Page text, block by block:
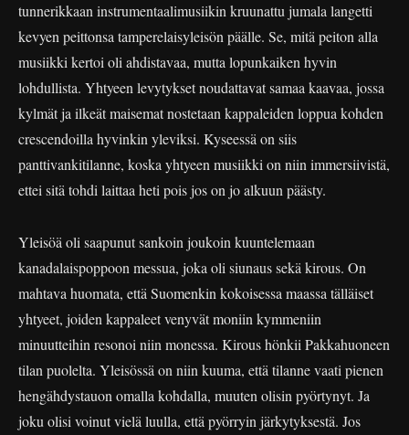
tunnerikkaan instrumentaalimusiikin kruunattu jumala langetti
kevyen peittonsa tamperelaisyleisön päälle. Se, mitä peiton alla
musiikki kertoi oli ahdistavaa, mutta lopunkaiken hyvin
lohdullista. Yhtyeen levytykset noudattavat samaa kaavaa, jossa
kylmät ja ilkeät maisemat nostetaan kappaleiden loppua kohden
crescendoilla hyvinkin yleviksi. Kyseessä on siis
panttivankitilanne, koska yhtyeen musiikki on niin immersiivistä,
ettei sitä tohdi laittaa heti pois jos on jo alkuun päästy.
Yleisöä oli saapunut sankoin joukoin kuuntelemaan
kanadalaispoppoon messua, joka oli siunaus sekä kirous. On
mahtava huomata, että Suomenkin kokoisessa maassa tälläiset
yhtyeet, joiden kappaleet venyvät moniin kymmeniin
minuutteihin resonoi niin monessa. Kirous hönkii Pakkahuoneen
tilan puolelta. Yleisössä on niin kuuma, että tilanne vaati pienen
hengähdystauon omalla kohdalla, muuten olisin pyörtynyt. Ja
joku olisi voinut vielä luulla, että pyörryin järkytyksestä. Jos